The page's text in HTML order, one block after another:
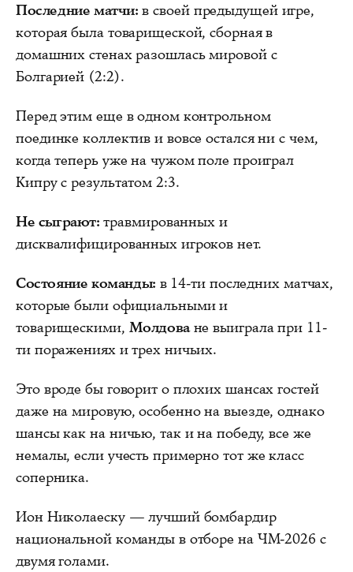
Последние матчи: в своей предыдущей игре,
которая была товарищеской, сборная в
домашних стенах разошлась мировой с
Болгарией (2:2).
Перед этим еще в одном контрольном
поединке коллектив и вовсе остался ни с чем,
когда теперь уже на чужом поле проиграл
Кипру с результатом 2:3.
Не сыграют: травмированных и
дисквалифицированных игроков нет.
Состояние команды: в 14-ти последних матчах,
которые были официальными и
товарищескими, Молдоване выиграла при 11-
ти поражениях и трех ничьих.
Это вроде бы говорит о плохих шансах гостей
даже на мировую, особенно на выезде, однако
шансы как на ничью, так и на победу, все же
немалы, если учесть примерно тот же класс
соперника.
Ион Николaеску — лучший бомбардир
национальной команды в отборе на ЧМ-2026 с
двумя голами.